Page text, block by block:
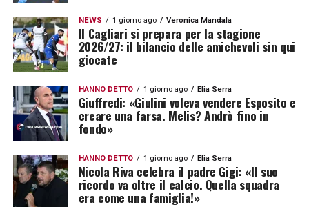
NEWS 1 giorno ago Veronica Mandala
Il Cagliari si prepara per la stagione
2026/27: il bilancio delle amichevoli sin qui
giocate
HANNO DETTO 1 giorno ago Elia Serra
Giuffredi: «Giulini voleva vendere Esposito e
creare una farsa. Melis? Andrò fino in
fondo»
HANNO DETTO 1 giorno ago Elia Serra
Nicola Riva celebra il padre Gigi: «Il suo
ricordo va oltre il calcio. Quella squadra
era come una famiglia!»